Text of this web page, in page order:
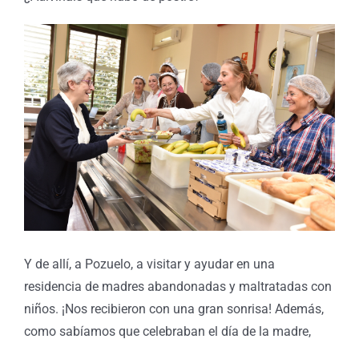
Y de allí, a Pozuelo, a visitar y ayudar en una
residencia de madres abandonadas y maltratadas con
niños. ¡Nos recibieron con una gran sonrisa! Además,
como sabíamos que celebraban el día de la madre,